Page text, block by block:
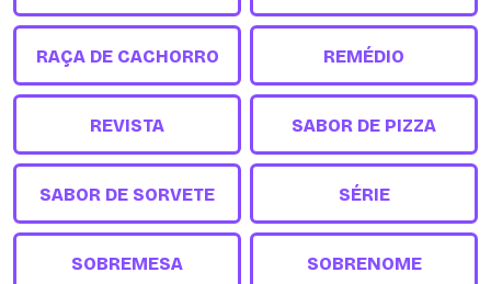
RAÇA DE CACHORRO REMÉDIO
REVISTA SABOR DE PIZZA
SABOR DE SORVETE SÉRIE
SOBREMESA SOBRENOME